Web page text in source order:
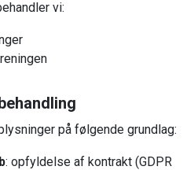
vi:
på følgende grundlag:
: opfyldelse af kontrakt (GDPR